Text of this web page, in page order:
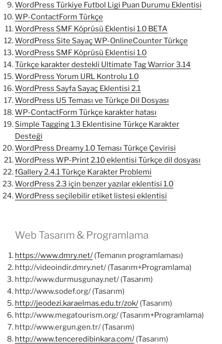
WordPress Türkiye Futbol Ligi Puan Durumu Eklentisi
WP-ContactForm Türkçe
WordPress SMF Köprüsü Eklentisi 1.0 BETA
WordPress Site Sayaç WP-OnlineCounter Türkçe
WordPress SMF Köprüsü Eklentisi 1.0
Türkçe karakter destekli Ultimate Tag Warrior 3.14
WordPress Yorum URL Kontrolu 1.0
WordPress Sayfa Sayaç Eklentisi 2.1
WordPress U5 Teması ve Türkçe Dil Dosyası
WP-ContactForm Türkçe karakter hatası
Simple Tagging 1.3 Eklentisine Türkçe Karakter
Desteği
WordPress Dreamy 1.0 Teması Türkçe Çevirisi
WordPress WP-Print 2.10 eklentisi Türkçe dil dosyası
fGallery 2.4.1 Türkçe Karakter Problemi
WordPress 2.3 için benzer yazılar eklentisi 1.0
WordPress seçilebilir etiket listesi eklentisi
Web Tasarım & Programlama
https://www.dmry.net/ (Temanın programlaması)
http://videoindir.dmry.net/ (Tasarım+Programlama)
http://www.durmusgunay.net/ (Tasarım)
http://www.sodef.org/ (Tasarım)
http://jeodezi.karaelmas.edu.tr/zok/ (Tasarım)
http://www.megatourism.org/ (Tasarım+Programlama)
http://www.ergun.gen.tr/ (Tasarım)
http://www.tenceredibinkara.com/ (Tasarım)